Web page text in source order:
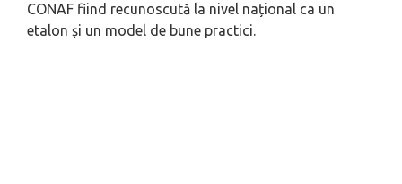
CONAF fiind recunoscută la nivel național ca un
etalon și un model de bune practici.